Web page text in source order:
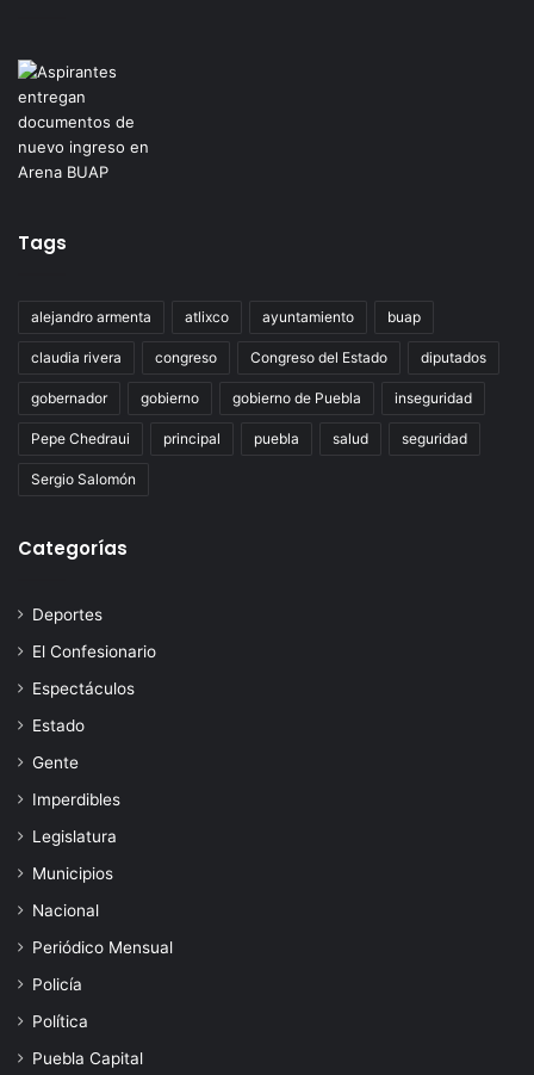
Tags
alejandro armenta atlixco ayuntamiento buap
claudia rivera congreso Congreso del Estado diputados
gobernador gobierno gobierno de Puebla inseguridad
Pepe Chedraui principal puebla salud seguridad
Sergio Salomón
Categorías
Deportes
El Confesionario
Espectáculos
Estado
Gente
Imperdibles
Legislatura
Municipios
Nacional
Periódico Mensual
Policía
Política
Puebla Capital